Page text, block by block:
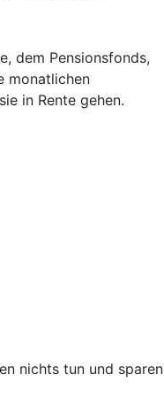
dem Pensionsfonds,
monatlichen
in Rente gehen.
nichts tun und sparen